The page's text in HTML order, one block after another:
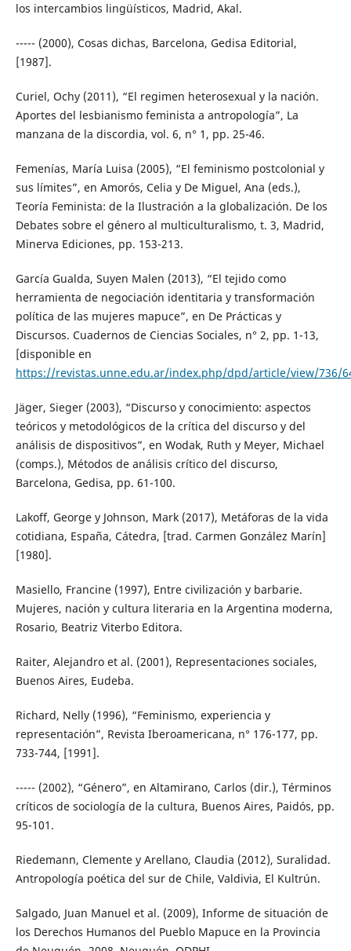
los intercambios lingüísticos, Madrid, Akal.
----- (2000), Cosas dichas, Barcelona, Gedisa Editorial,
[1987].
Curiel, Ochy (2011), “El regimen heterosexual y la nación.
Aportes del lesbianismo feminista a antropología”, La
manzana de la discordia, vol. 6, n° 1, pp. 25-46.
Femenías, María Luisa (2005), “El feminismo postcolonial y
sus límites”, en Amorós, Celia y De Miguel, Ana (eds.),
Teoría Feminista: de la Ilustración a la globalización. De los
Debates sobre el género al multiculturalismo, t. 3, Madrid,
Minerva Ediciones, pp. 153-213.
García Gualda, Suyen Malen (2013), “El tejido como
herramienta de negociación identitaria y transformación
política de las mujeres mapuce”, en De Prácticas y
Discursos. Cuadernos de Ciencias Sociales, n° 2, pp. 1-13,
[disponible en
https://revistas.unne.edu.ar/index.php/dpd/article/view/736/
Jäger, Sieger (2003), “Discurso y conocimiento: aspectos
teóricos y metodológicos de la crítica del discurso y del
análisis de dispositivos”, en Wodak, Ruth y Meyer, Michael
(comps.), Métodos de análisis crítico del discurso,
Barcelona, Gedisa, pp. 61-100.
Lakoff, George y Johnson, Mark (2017), Metáforas de la vida
cotidiana, España, Cátedra, [trad. Carmen González Marín]
[1980].
Masiello, Francine (1997), Entre civilización y barbarie.
Mujeres, nación y cultura literaria en la Argentina moderna,
Rosario, Beatriz Viterbo Editora.
Raiter, Alejandro et al. (2001), Representaciones sociales,
Buenos Aires, Eudeba.
Richard, Nelly (1996), “Feminismo, experiencia y
representación”, Revista Iberoamericana, n° 176-177, pp.
733-744, [1991].
----- (2002), “Género”, en Altamirano, Carlos (dir.), Términos
críticos de sociología de la cultura, Buenos Aires, Paidós, pp.
95-101.
Riedemann, Clemente y Arellano, Claudia (2012), Suralidad.
Antropología poética del sur de Chile, Valdivia, El Kultrún.
Salgado, Juan Manuel et al. (2009), Informe de situación de
los Derechos Humanos del Pueblo Mapuce en la Provincia